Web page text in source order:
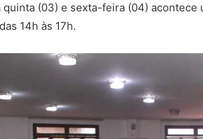
quinta (03) e sexta-feira (04)
14h às 17h.